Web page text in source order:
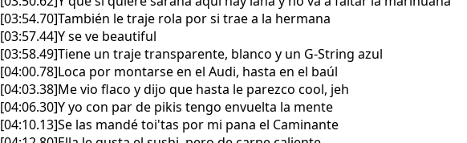
[03:54.70]También le traje rola por si trae a la hermana
[03:57.44]Y se ve beautiful
[03:58.49]Tiene un traje transparente, blanco y un G-String azul
[04:00.78]Loca por montarse en el Audi, hasta en el baúl
[04:03.38]Me vio flaco y dijo que hasta le parezco cool, jeh
[04:06.30]Y yo con par de pikis tengo envuelta la mente
[04:10.13]Se las mandé toi'tas por mi pana el Caminante